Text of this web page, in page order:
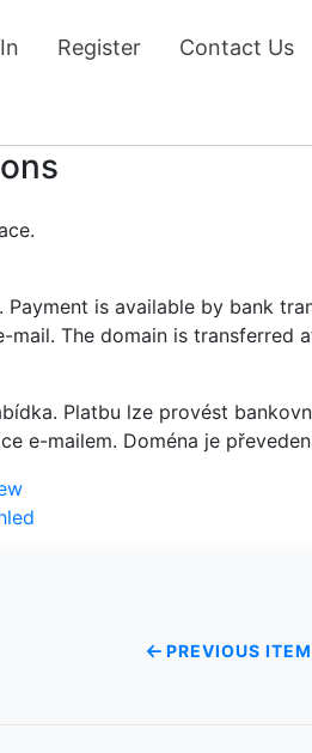
Register Contact Us
is available by bank
The domain is transferred
Platbu lze provést
e-mailem. Doména je
PREVIOUS ITEM